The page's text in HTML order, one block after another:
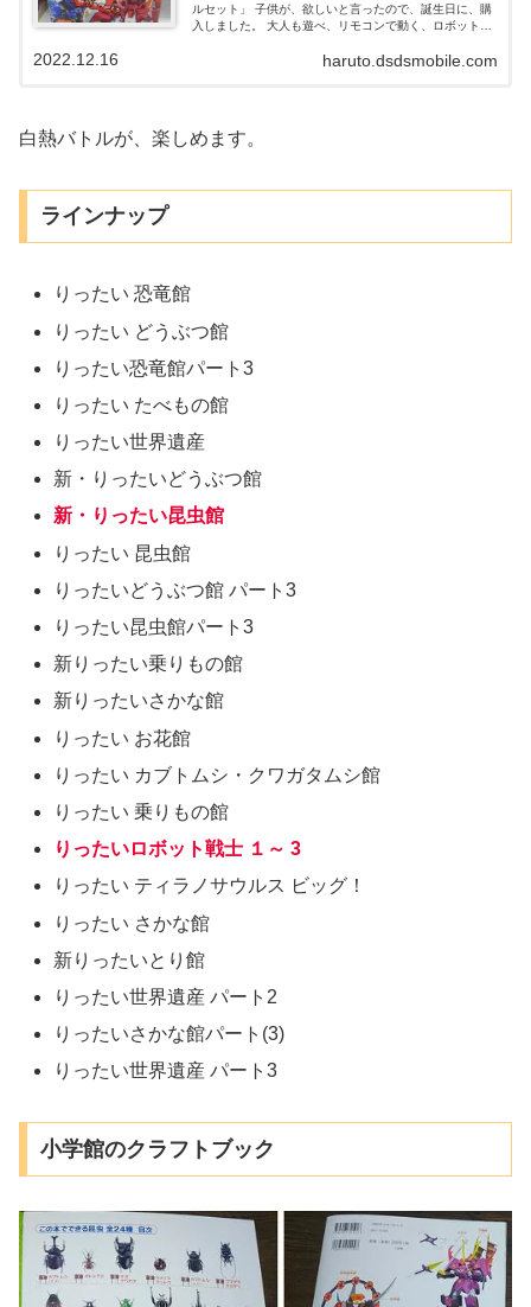
ルセット」 子供が、欲しいと言ったので、誕生日に、購
入しました。 大人も遊べ、リモコンで動く、ロボットバ
haruto.dsdsmobile.com
2022.12.16
白熱バトルが、楽しめます。
ラインナップ
りったい 恐竜館
りったい どうぶつ館
りったい恐竜館パート3
りったい たべもの館
りったい世界遺産
新・りったいどうぶつ館
新・りったい昆虫館
りったい 昆虫館
りったいどうぶつ館 パート3
りったい昆虫館パート3
新りったい乗りもの館
新りったいさかな館
りったい お花館
りったい カブトムシ・クワガタムシ館
りったい 乗りもの館
りったいロボット戦士 １～ 3
りったい ティラノサウルス ビッグ！
りったい さかな館
新りったいとり館
りったい世界遺産 パート2
りったいさかな館パート(3)
りったい世界遺産 パート3
小学館のクラフトブック